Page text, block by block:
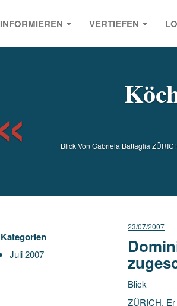
INFORMIEREN VERTIEFEN
Blick Von Gabriela Battaglia
Previous
Kategorien
Juli 2007
23/07/2007
Blick
ZÜRICH.